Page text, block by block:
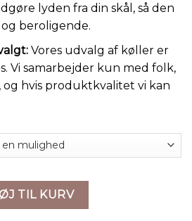
lyden fra din skål, så den
beroligende.
Vores udvalg af køller er
Vi samarbejder kun med folk,
og hvis produktkvalitet vi kan
med Ruskindsindsvøb (til
TIL KURV